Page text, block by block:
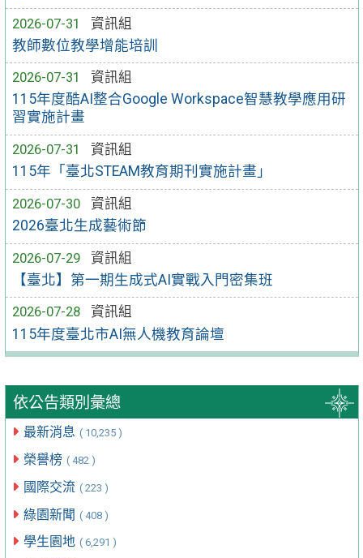
2026-07-31
資訊組
教師數位教學增能培訓
2026-07-31
資訊組
115年度酷AI整合Google Workspace智慧教學應用研
習實施計畫
2026-07-31
資訊組
115年「臺北STEAM教育期刊實施計畫」
2026-07-30
資訊組
2026臺北生成藝術節
2026-07-29
資訊組
【臺北】第一期生成式AI實戰入門密集班
2026-07-28
資訊組
115年度臺北市AI無人機教育論壇
依公告類別彙總
最新消息 ( 10,235 )
榮譽榜 ( 482 )
國際交流 ( 223 )
綠園新聞 ( 408 )
學生園地 ( 6,291 )